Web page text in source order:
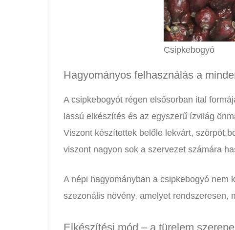
Csipkebogyó
Hagyományos felhasználás a
A csipkebogyót régen elsősorban ital
lassú elkészítés és az egyszerű ízvilág
Viszont készítettek belőle lekvárt,
viszont nagyon sok a szervezet számára
A népi hagyományban a csipkebogyó nem
szezonális növény, amelyet rendszeresen,
Elkészítési mód – a türelem szerepe